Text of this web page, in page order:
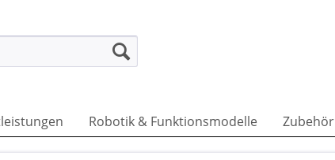
Robotik & Funktionsmodelle Zubehör